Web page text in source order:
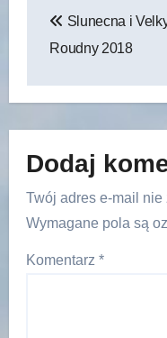
wpisu
Slunecna i
Roudny 2018
Dodaj
Twój adres e-mail
Wymagane pola są
Komentarz *